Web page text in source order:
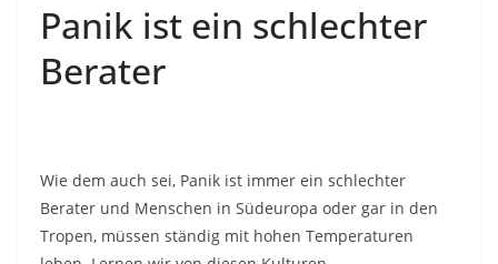
Panik ist ein schlechter
Berater
Wie dem auch sei, Panik ist immer ein schlechter
Berater und Menschen in Südeuropa oder gar in den
Tropen, müssen ständig mit hohen Temperaturen